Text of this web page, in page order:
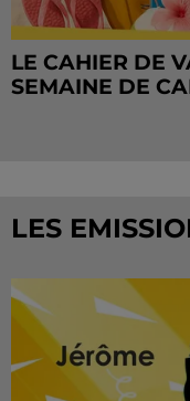
LE CAHIER DE
SEMAINE DE
LES